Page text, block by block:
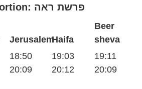
Weekly Torah Portion: פרשת ראה
Jerusalem
18:50
20:09
Haifa
19:03
20:12
Beer
sheva
19:11
20:09